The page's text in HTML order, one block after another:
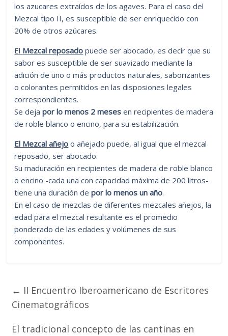
los azucares extraídos de los agaves. Para el caso del
Mezcal tipo II, es susceptible de ser enriquecido con
20% de otros azúcares.
El Mezcal reposado puede ser abocado, es decir que su
sabor es susceptible de ser suavizado mediante la
adición de uno o más productos naturales, saborizantes
o colorantes permitidos en las disposiones legales
correspondientes.
Se dejapor lo menos 2 meses en recipientes de madera
de roble blanco o encino, para su estabilización.
El Mezcal añejo o añejado puede, al igual que el mezcal
reposado, ser abocado.
Su maduración en recipientes de madera de roble blanco
o encino -cada una con capacidad máxima de 200 litros-
tiene una duración depor lo menos un año.
En el caso de mezclas de diferentes mezcales añejos, la
edad para el mezcal resultante es el promedio
ponderado de las edades y volúmenes de sus
componentes.
← II Encuentro Iberoamericano de Escritores
Cinematográficos
El tradicional concepto de las cantinas en